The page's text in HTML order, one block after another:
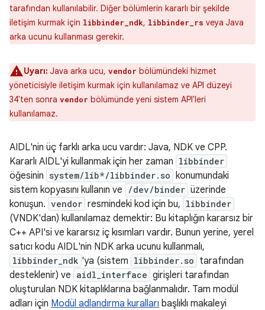
tarafından kullanılabilir. Diğer bölümlerin kararlı bir şekilde
iletişim kurmak için libbinder_ndk, libbinder_rs veya Java
arka ucunu kullanması gerekir.
Uyarı: Java arka ucu, vendor bölümündeki hizmet
yöneticisiyle iletişim kurmak için kullanılamaz ve API düzeyi
34'ten sonra vendor bölümünde yeni sistem API'leri
kullanılamaz.
AIDL'nin üç farklı arka ucu vardır: Java, NDK ve CPP.
Kararlı AIDL'yi kullanmak için her zaman libbinder
öğesinin system/lib*/libbinder.so konumundaki
sistem kopyasını kullanın ve
/dev/binder üzerinde
konuşun. vendor resmindeki kod için bu, libbinder
(VNDK'dan) kullanılamaz demektir: Bu kitaplığın kararsız bir
C++ API'si ve kararsız iç kısımları vardır. Bunun yerine, yerel
satıcı kodu AIDL'nin NDK arka ucunu kullanmalı,
libbinder_ndk 'ya (sistem libbinder.so tarafından
desteklenir) ve aidl_interface girişleri tarafından
oluşturulan NDK kitaplıklarına bağlanmalıdır. Tam modül
adları için Modül adlandırma kuralları başlıklı makaleyi